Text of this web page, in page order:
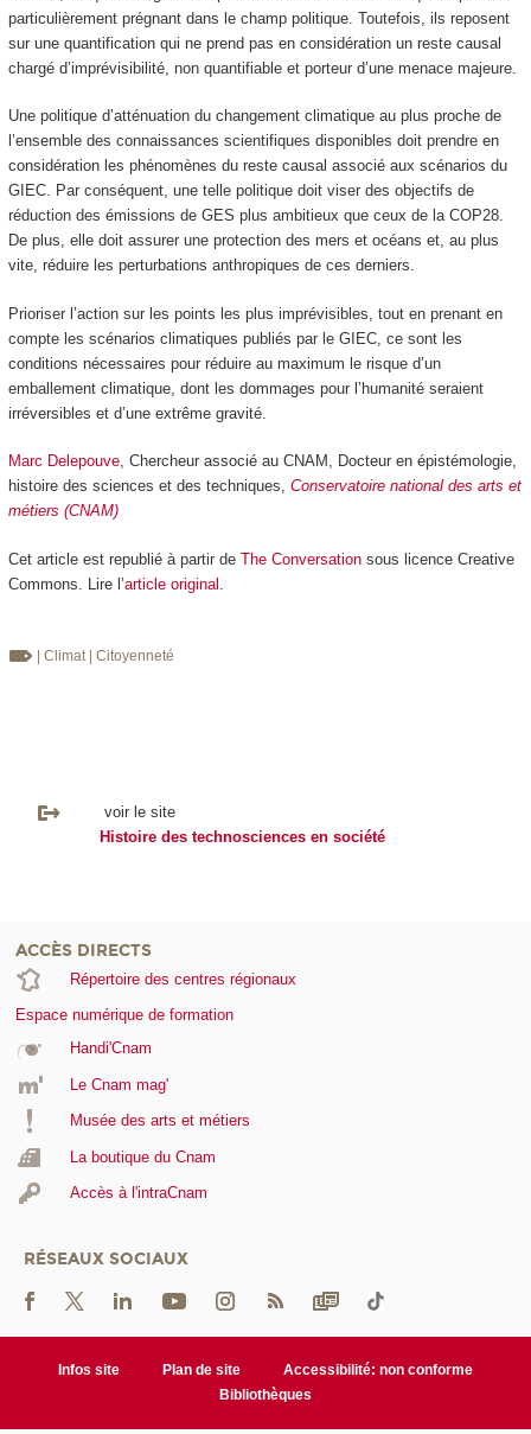
particulièrement prégnant dans le champ politique. Toutefois, ils reposent
sur une quantification qui ne prend pas en considération un reste causal
chargé d’imprévisibilité, non quantifiable et porteur d’une menace majeure.
Une politique d’atténuation du changement climatique au plus proche de
l’ensemble des connaissances scientifiques disponibles doit prendre en
considération les phénomènes du reste causal associé aux scénarios du
GIEC. Par conséquent, une telle politique doit viser des objectifs de
réduction des émissions de GES plus ambitieux que ceux de la COP28.
De plus, elle doit assurer une protection des mers et océans et, au plus
vite, réduire les perturbations anthropiques de ces derniers.
Prioriser l’action sur les points les plus imprévisibles, tout en prenant en
compte les scénarios climatiques publiés par le GIEC, ce sont les
conditions nécessaires pour réduire au maximum le risque d’un
emballement climatique, dont les dommages pour l’humanité seraient
irréversibles et d’une extrême gravité.
Marc Delepouve, Chercheur associé au CNAM, Docteur en épistémologie,
histoire des sciences et des techniques, Conservatoire national des arts et
métiers (CNAM)
Cet article est republié à partir de The Conversationsous licence Creative
Commons. Lire l’article original
| Climat | Citoyenneté
voir le site
Histoire des technosciences en société
ACCÈS DIRECTS
Répertoire des centres régionaux
Espace numérique de formation
Handi'Cnam
Le Cnam mag'
Musée des arts et métiers
La boutique du Cnam
Accès à l'intraCnam
RÉSEAUX SOCIAUX
Infos site Plan de site
Accessibilité: non conforme
Bibliothèques